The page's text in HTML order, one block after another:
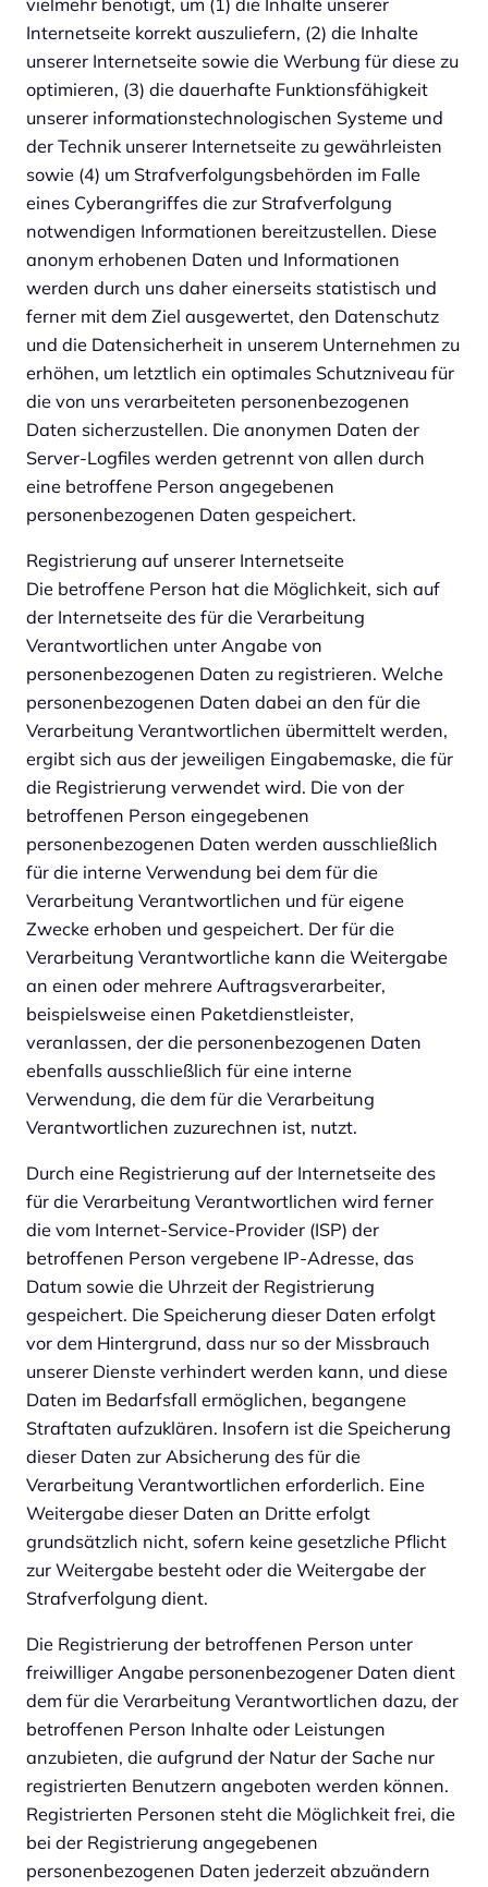
Internetseite korrekt auszuliefern, (2) die Inhalte
unserer Internetseite sowie die Werbung für diese zu
optimieren, (3) die dauerhafte Funktionsfähigkeit
unserer informationstechnologischen Systeme und
der Technik unserer Internetseite zu gewährleisten
sowie (4) um Strafverfolgungsbehörden im Falle
eines Cyberangriffes die zur Strafverfolgung
notwendigen Informationen bereitzustellen. Diese
anonym erhobenen Daten und Informationen
werden durch uns daher einerseits statistisch und
ferner mit dem Ziel ausgewertet, den Datenschutz
und die Datensicherheit in unserem Unternehmen zu
erhöhen, um letztlich ein optimales Schutzniveau für
die von uns verarbeiteten personenbezogenen
Daten sicherzustellen. Die anonymen Daten der
Server-Logfiles werden getrennt von allen durch
eine betroffene Person angegebenen
personenbezogenen Daten gespeichert.
Registrierung auf unserer Internetseite
Die betroffene Person hat die Möglichkeit, sich auf
der Internetseite des für die Verarbeitung
Verantwortlichen unter Angabe von
personenbezogenen Daten zu registrieren. Welche
personenbezogenen Daten dabei an den für die
Verarbeitung Verantwortlichen übermittelt werden,
ergibt sich aus der jeweiligen Eingabemaske, die für
die Registrierung verwendet wird. Die von der
betroffenen Person eingegebenen
personenbezogenen Daten werden ausschließlich
für die interne Verwendung bei dem für die
Verarbeitung Verantwortlichen und für eigene
Zwecke erhoben und gespeichert. Der für die
Verarbeitung Verantwortliche kann die Weitergabe
an einen oder mehrere Auftragsverarbeiter,
beispielsweise einen Paketdienstleister,
veranlassen, der die personenbezogenen Daten
ebenfalls ausschließlich für eine interne
Verwendung, die dem für die Verarbeitung
Verantwortlichen zuzurechnen ist, nutzt.
Durch eine Registrierung auf der Internetseite des
für die Verarbeitung Verantwortlichen wird ferner
die vom Internet-Service-Provider (ISP) der
betroffenen Person vergebene IP-Adresse, das
Datum sowie die Uhrzeit der Registrierung
gespeichert. Die Speicherung dieser Daten erfolgt
vor dem Hintergrund, dass nur so der Missbrauch
unserer Dienste verhindert werden kann, und diese
Daten im Bedarfsfall ermöglichen, begangene
Straftaten aufzuklären. Insofern ist die Speicherung
dieser Daten zur Absicherung des für die
Verarbeitung Verantwortlichen erforderlich. Eine
Weitergabe dieser Daten an Dritte erfolgt
grundsätzlich nicht, sofern keine gesetzliche Pflicht
zur Weitergabe besteht oder die Weitergabe der
Strafverfolgung dient.
Die Registrierung der betroffenen Person unter
freiwilliger Angabe personenbezogener Daten dient
dem für die Verarbeitung Verantwortlichen dazu, der
betroffenen Person Inhalte oder Leistungen
anzubieten, die aufgrund der Natur der Sache nur
registrierten Benutzern angeboten werden können.
Registrierten Personen steht die Möglichkeit frei, die
bei der Registrierung angegebenen
personenbezogenen Daten jederzeit abzuändern